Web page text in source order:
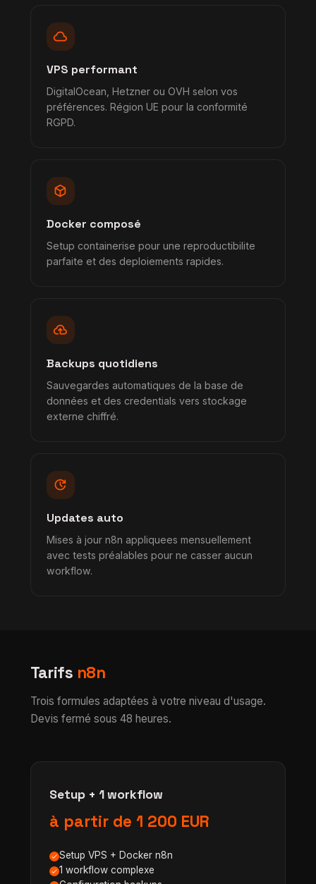
cloud
VPS performant
DigitalOcean, Hetzner ou OVH selon vos
préférences. Région UE pour la conformité
RGPD.
deployed_code
Docker composé
Setup containerise pour une reproductibilite
parfaite et des deploiements rapides.
backup
Backups quotidiens
Sauvegardes automatiques de la base de
données et des credentials vers stockage
externe chiffré.
update
Updates auto
Mises à jour n8n appliquees mensuellement
avec tests préalables pour ne casser aucun
workflow.
Tarifs n8n
Trois formules adaptées à votre niveau d'usage.
Devis fermé sous 48 heures.
Setup + 1 workflow
à partir de 1 200 EUR
Setup VPS + Docker n8n
1 workflow complexe